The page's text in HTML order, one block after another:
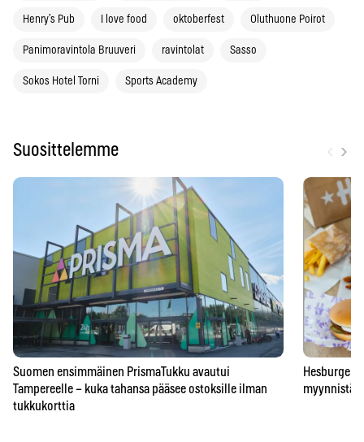
Henry’s Pub I love food oktoberfest Oluthuone Poirot
Panimoravintola Bruuveri ravintolat Sasso
Sokos Hotel Torni Sports Academy
Suosittelemme ›
Suomen ensimmäinen PrismaTukku avautui
Tampereelle – kuka tahansa pääsee ostoksille ilman
tukkukorttia
myynnistä